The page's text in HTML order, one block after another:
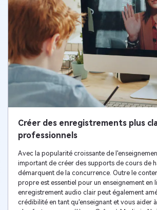
Créer des enregistrements plus
professionnels
Avec la popularité croissante de
important de créer des supports de cours de
démarquent de la concurrence. Outre le
propre est essentiel pour un enseignement en
enregistrement audio clair peut également
crédibilité en tant qu'enseignant et vous aider